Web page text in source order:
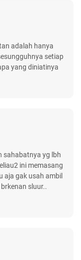
adalah hanya
setiap
yang diniatinya
sahabatnya yg lbh
ini memasang
aja gak usah ambil
sluur..